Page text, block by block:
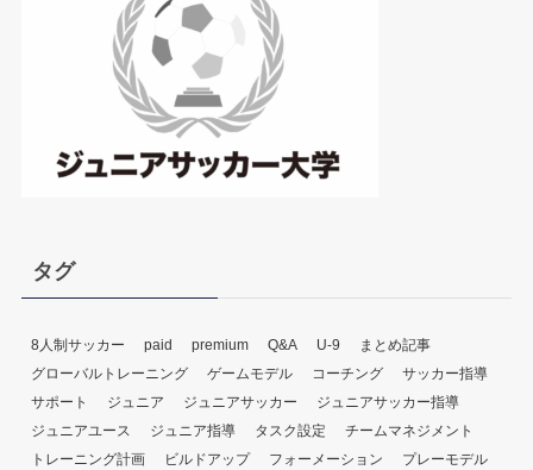
タグ
8人制サッカー paid premium Q&A U-9
まとめ記事
グローバルトレーニング
ゲームモデル コーチング
サッカー指導
サポート
ジュニア ジュニアサッカー
ジュニアサッカー指導
ジュニアユース
ジュニア指導 タスク設定
チームマネジメント
トレーニング計画
ビルドアップ フォーメーション
プレーモデル